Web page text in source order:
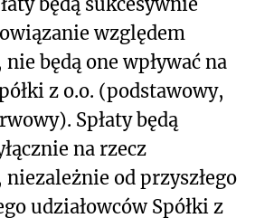
względem
będą one wpływać na
z o.o. (podstawowy,
Spłaty będą
na rzecz
od przyszłego
udziałowców Spółki z